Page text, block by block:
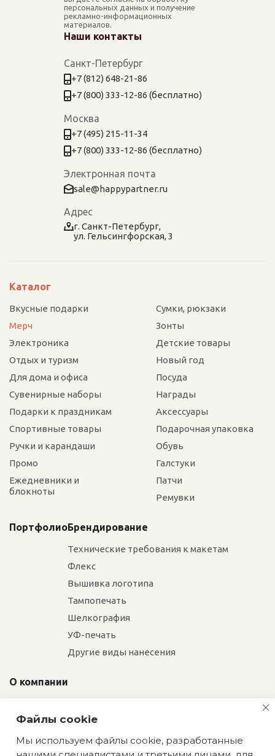
персональных данных и получение
рекламно-информационных
материалов.
Наши контакты
Санкт-Петербург
+7 (812) 648-21-86
+7 (800) 333-12-86 (бесплатно)
Москва
+7 (495) 215-11-34
+7 (800) 333-12-86 (бесплатно)
Электронная почта
sale@happypartner.ru
Адрес
г. Санкт-Петербург,
ул. Гельсингфорская, 3
Каталог
Вкусные подарки
Мерч
Электроника
Отдых и туризм
Для дома и офиса
Сувенирные наборы
Подарки к праздникам
Спортивные товары
Ручки и карандаши
Промо
Ежедневники и
блокноты
Сумки, рюкзаки
Зонты
Детские товары
Новый год
Посуда
Награды
Аксессуары
Подарочная упаковка
Обувь
Галстуки
Патчи
Ремувки
ПортфолиоБрендирование
Технические требования к макетам
Флекс
Вышивка логотипа
Тампопечать
Шелкография
УФ-печать
Другие виды нанесения
О компании
Сотрудники
Сотрудничество
Файлы cookie
Мы используем файлы cookie, разработанные